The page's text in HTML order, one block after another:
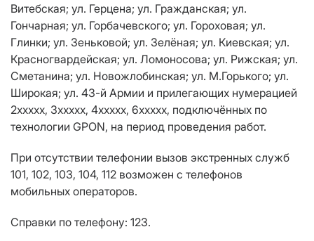
Витебская; ул. Герцена; ул. Гражданская; ул.
Гончарная; ул. Горбачевского; ул. Гороховая; ул.
Глинки; ул. Зеньковой; ул. Зелёная; ул. Киевская; ул.
Красногвардейская; ул. Ломоносова; ул. Рижская; ул.
Сметанина; ул. Новожлобинская; ул. М.Горького; ул.
Широкая; ул. 43-й Армии и прилегающих нумерацией
2ххххх, 3ххххх, 4ххххх, 6ххххх, подключённых по
технологии GPON, на период проведения работ.
При отсутствии телефонии вызов экстренных служб
101, 102, 103, 104, 112 возможен с телефонов
мобильных операторов.
Справки по телефону: 123.